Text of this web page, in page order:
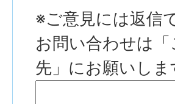
※ご意見には返信
お問い合わせは
先」にお願いしま